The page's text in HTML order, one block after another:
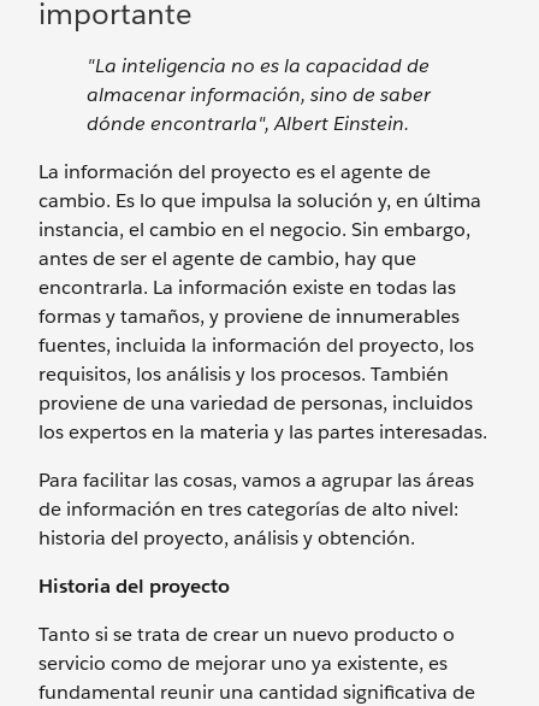
importante
"La inteligencia no es la capacidad de
almacenar información, sino de saber
dónde encontrarla", Albert Einstein.
La información del proyecto es el agente de
cambio. Es lo que impulsa la solución y, en última
instancia, el cambio en el negocio. Sin embargo,
antes de ser el agente de cambio, hay que
encontrarla. La información existe en todas las
formas y tamaños, y proviene de innumerables
fuentes, incluida la información del proyecto, los
requisitos, los análisis y los procesos. También
proviene de una variedad de personas, incluidos
los expertos en la materia y las partes interesadas.
Para facilitar las cosas, vamos a agrupar las áreas
de información en tres categorías de alto nivel:
historia del proyecto, análisis y obtención.
Historia del proyecto
Tanto si se trata de crear un nuevo producto o
servicio como de mejorar uno ya existente, es
fundamental reunir una cantidad significativa de